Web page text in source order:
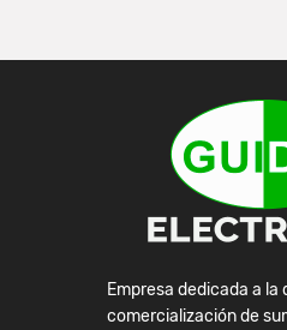
Empresa dedicada a la
comercialización de